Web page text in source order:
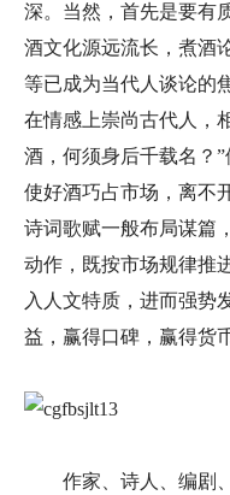
深。当然，首先是要有
酒文化源远流长，煮酒
等已成为当代人谈论的
在情感上崇尚古代人，
酒，何须身后千载名？
使好酒巧占市场，离不
诗词歌赋一般布局谋篇
动作，既按市场规律推
入人文特质，进而强势
益，赢得口碑，赢得货
作家、诗人、编剧、